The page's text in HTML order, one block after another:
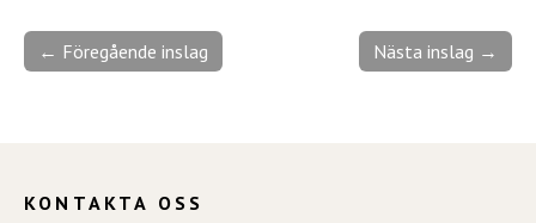
Nästa inslag →
← Föregående inslag
KONTAKTA OSS